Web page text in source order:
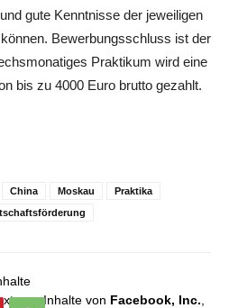
gute Kenntnisse der jeweiligen
Bewerbungsschluss ist der
Praktikum wird eine
bis zu 4000 Euro brutto gezahlt.
China Moskau
Praktika
Inhalte von Facebook, Inc.